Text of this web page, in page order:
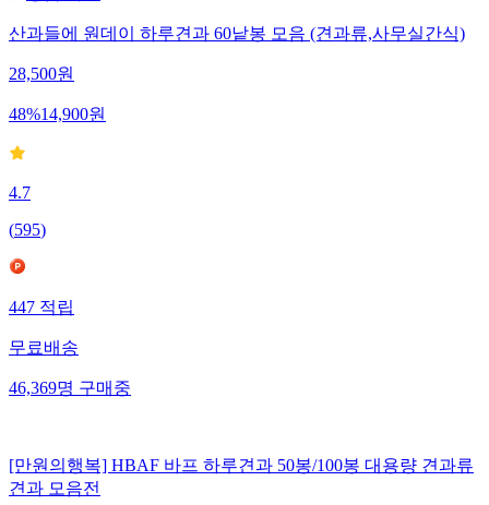
산과들에 원데이 하루견과 60낱봉 모음 (견과류,사무실간식)
28,500원
48%14,900원
4.7
(595)
447 적립
무료배송
46,369명 구매중
[만원의행복] HBAF 바프 하루견과 50봉/100봉 대용량 견과류
견과 모음전